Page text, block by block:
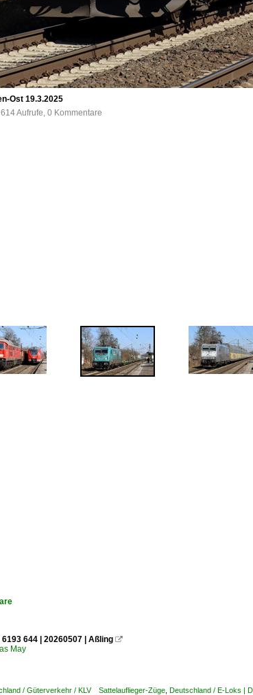
Ost 19.3.2025
Aufrufe, 0 Kommentare
6193 644 | 20260507 | Aßling 
May
/ Güterverkehr / KLV Sattelauflieger-Züge Deutschland / E-Loks |